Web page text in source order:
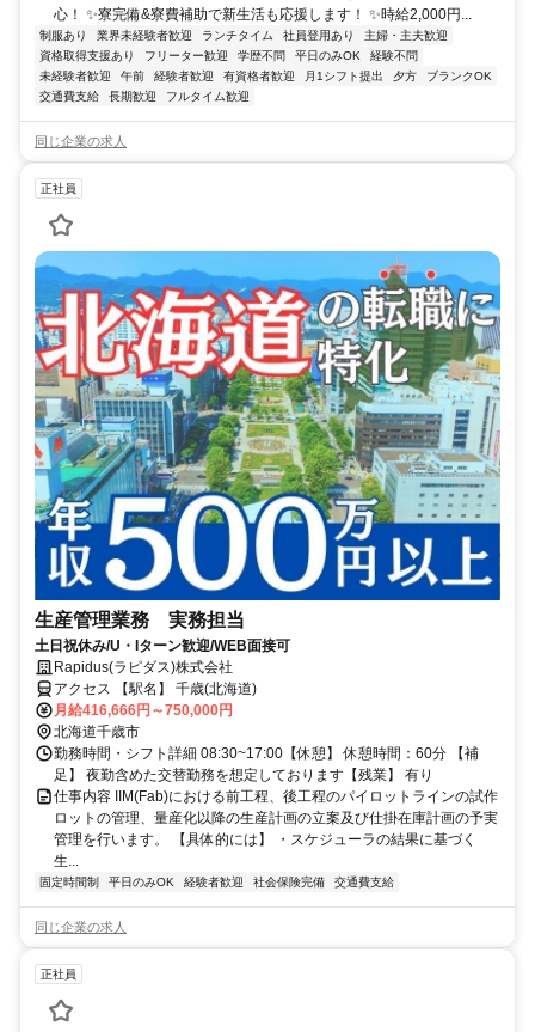
心！ ✨寮完備&寮費補助で新生活も応援します！ ✨時給2,000円...
制服あり 業界未経験者歓迎 ランチタイム 社員登用あり
主婦・主夫歓迎
資格取得支援あり
フリーター歓迎 学歴不問 平日のみOK
経験不問
未経験者歓迎
午前 経験者歓迎 有資格者歓迎 月1シフト提出 夕方
ブランクOK
交通費支給
長期歓迎 フルタイム歓迎
同じ企業の求人
正社員
生産管理業務 実務担当
土日祝休み/U・Iターン歓迎/WEB面接可
Rapidus(ラピダス)株式会社
アクセス 【駅名】 千歳(北海道)
月給416,666円～750,000円
北海道千歳市
勤務時間・シフト詳細 08:30~17:00【休憩】 休憩時間：60分 【補
足】 夜勤含めた交替勤務を想定しております【残業】 有り
仕事内容 IIM(Fab)における前工程、後工程のパイロットラインの試作
ロットの管理、量産化以降の生産計画の立案及び仕掛在庫計画の予実
管理を行います。 【具体的には】 ・スケジューラの結果に基づく
生...
固定時間制 平日のみOK 経験者歓迎 社会保険完備 交通費支給
同じ企業の求人
正社員